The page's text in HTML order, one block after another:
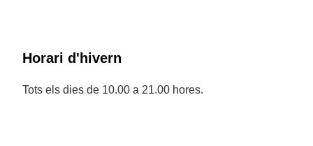
Horari d'hivern
Tots els dies de 10.00 a 21.00 hores.